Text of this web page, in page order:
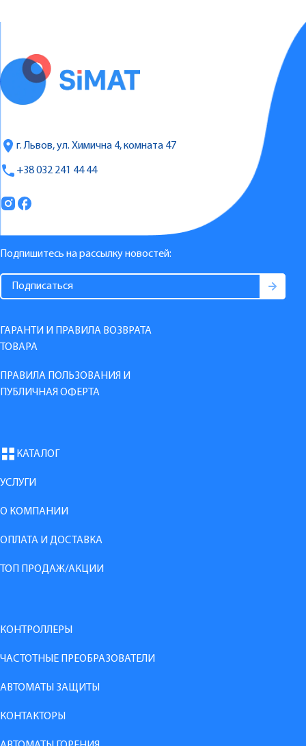
г. Львов, ул. Химична 4, комната 47
+38 032 241 44 44
Подпишитесь на рассылку новостей:
ГАРАНТИ И ПРАВИЛА ВОЗВРАТА
ТОВАРА
ПРАВИЛА ПОЛЬЗОВАНИЯ И
ПУБЛИЧНАЯ ОФЕРТА
КАТАЛОГ
УСЛУГИ
О КОМПАНИИ
ОПЛАТА И ДОСТАВКА
ТОП ПРОДАЖ/АКЦИИ
КОНТРОЛЛЕРЫ
ЧАСТОТНЫЕ ПРЕОБРАЗОВАТЕЛИ
АВТОМАТЫ ЗАЩИТЫ
КОНТАКТОРЫ